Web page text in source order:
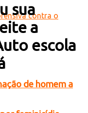
de homem a
sua
a
escola